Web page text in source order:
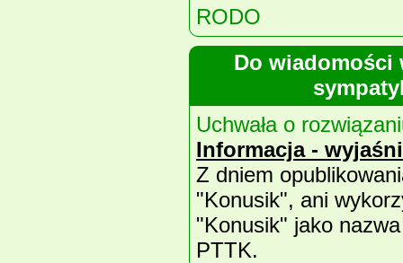
RODO
Do wiadomości
Uchwała o
Informacja -
Z dniem
"Konusik", ani
"Konusik" jako nazwa
PTTK.